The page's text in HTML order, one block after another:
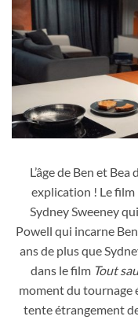
être transportée par
comme il serait tombé
sauf toi de 2023
L’âge de Ben et Bea
explication ! Le film
Sydney Sweeney
Powell qui incarne
ans de plus que
dans le film Tout
moment du tournage
tente étrangement